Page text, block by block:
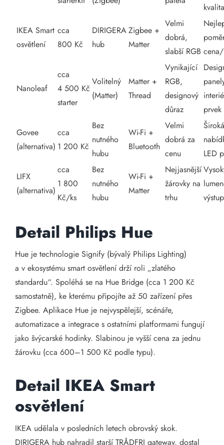
kvalita
IKEA Smart
osvětlení
cca
800 Kč
DIRIGERA
hub
Zigbee +
Matter
Velmi
dobrá,
slabší RGB
Nanoleaf
cca
4 500 Kč
starter
Volitelný
(Matter)
Matter +
Thread
Vynikající
RGB,
designový
důraz
prvek
Govee
(alternativa)
cca
1 200 Kč
Bez
nutného
hubu
Wi-Fi +
Bluetooth
Velmi
dobrá za
cenu
Široká
LED
LIFX
(alternativa)
cca
1 800
Kč/ks
Bez
nutného
hubu
Wi-Fi +
Matter
Nejjasnější
žárovky na
trhu
výstup
Detail Philips Hue
Hue je technologie Signify (bývalý Philips Lighting)
a v ekosystému smart osvětlení drží roli „zlatého
standardu“. Spoléhá se na Hue Bridge (cca 1 200 Kč
samostatně), ke kterému připojíte až 50 zařízení přes
Zigbee. Aplikace Hue je nejvyspělejší, scénáře,
automatizace a integrace s ostatními platformami fungují
jako švýcarské hodinky. Slabinou je vyšší cena za jednu
žárovku (cca 600–1 500 Kč podle typu).
Detail IKEA Smart
osvětlení
IKEA udělala v posledních letech obrovský skok.
DIRIGERA hub nahradil starší TRÅDFRI gateway, dostal